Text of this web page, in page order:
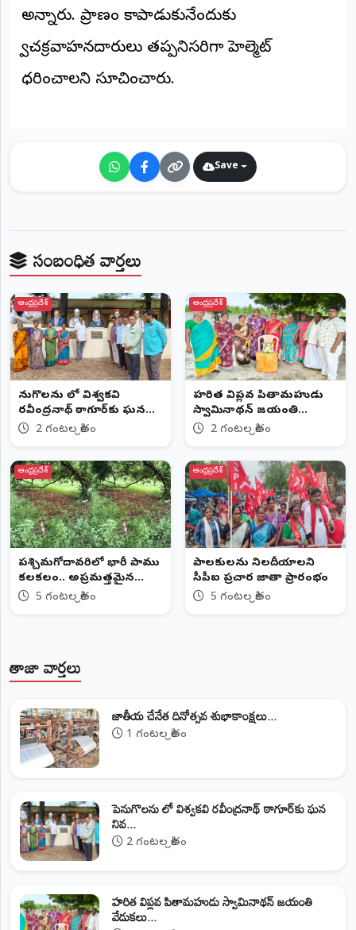
మా
రిపోర్టర్లు
©
NTODAY
NEWS
ప్రతి
క్షణం
-
ప్రజల
పక్షం
అన్నారు. ప్రాణం కాపాడుకునేందుకు
ద్విచక్రవాహనదారులు తప్పనిసరిగా హెల్మెట్
ధరించాలని సూచించారు.
Save
సంబంధిత వార్తలు
ఆంధ్రప్రదేశ్
పెనుగొలను లో విశ్వకవి
రవీంద్రనాథ్ ఠాగూర్‌కు ఘన
నివాళి2 గంటల క్రితం
ఆంధ్రప్రదేశ్
హరిత విప్లవ పితామహుడు
స్వామినాథన్ జయంతి
వేడుకలు
2 గంటల క్రితం
ఆంధ్రప్రదేశ్
పశ్చిమగోదావరిలో భారీ పాము
కలకలం.. అప్రమత్తమైన
స్థానికులు
5 గంటల క్రితం
ఆంధ్రప్రదేశ్
పాలకులను నిలదీయాలని
సీపీఐ ప్రచార జాతా ప్రారంభం
5 గంటల క్రితం
తాజా వార్తలు
జాతీయ చేనేత దినోత్సవ శుభాకాంక్షలు...
1 గంటల క్రితం
పెనుగొలను లో విశ్వకవి రవీంద్రనాథ్ ఠాగూర్‌కు ఘన
నివ...
2 గంటల క్రితం
హరిత విప్లవ పితామహుడు స్వామినాథన్ జయంతి
వేడుకలు...